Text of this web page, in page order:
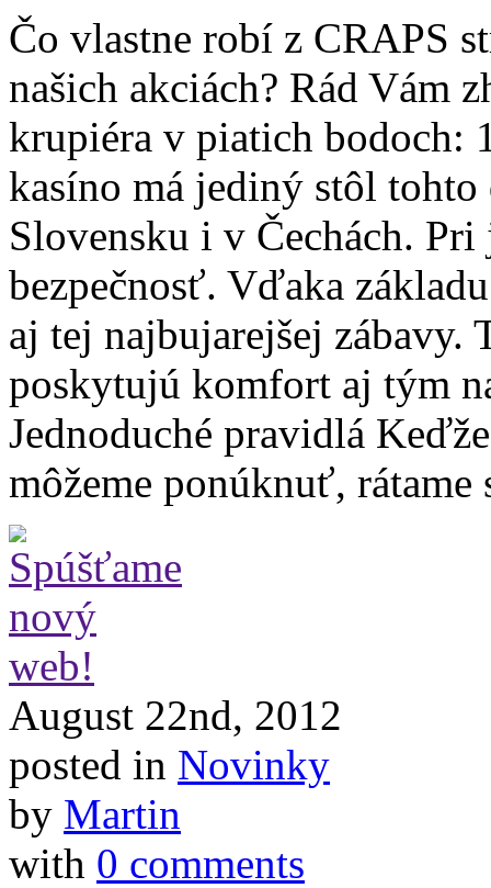
Čo vlastne robí z CRAPS
našich akciách? Rád Vám
krupiéra v piatich bodoch:
kasíno má jediný stôl
Slovensku i v Čechách.
bezpečnosť. Vďaka
aj tej najbujarejšej zábavy.
poskytujú komfort aj tým
Jednoduché pravidlá
môžeme ponúknuť, rátame
August 22nd, 2012
posted in Novinky
by Martin
with 0 comments